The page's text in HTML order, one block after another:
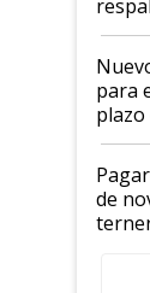
para
plazo
de